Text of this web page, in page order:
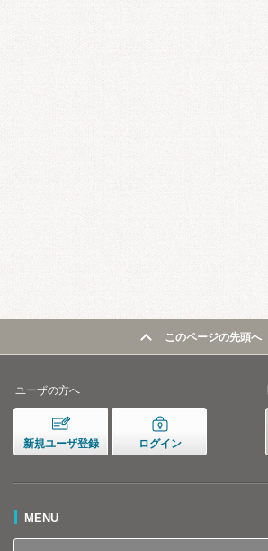
このページの先頭へ
ユーザの方へ
新規ユーザ登録 ログイン
MENU